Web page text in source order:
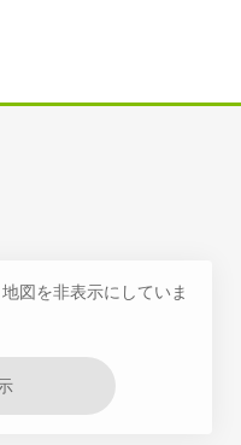
図を非表示にしていま